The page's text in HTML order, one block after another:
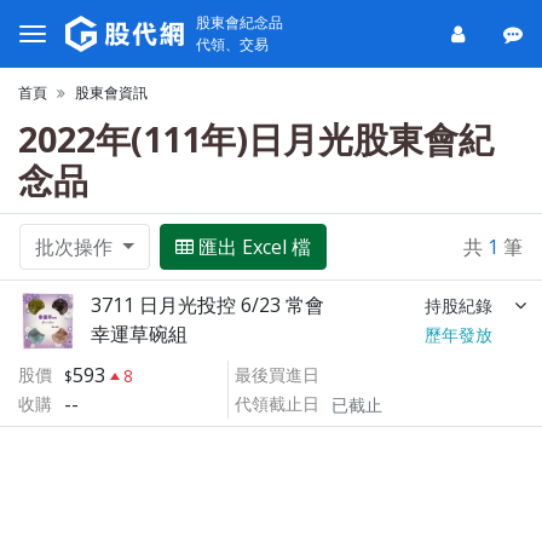
股東會紀念品
代領、交易
首頁 股東會資訊
2022年(111年)日月光股東會紀
念品
批次操作 匯出 Excel 檔 共 1 筆
3711 日月光投控 6/23 常會 持股紀錄
幸運草碗組
歷年發放
股價
593
8
收購 --
最後買進日
代領截止日
已截止